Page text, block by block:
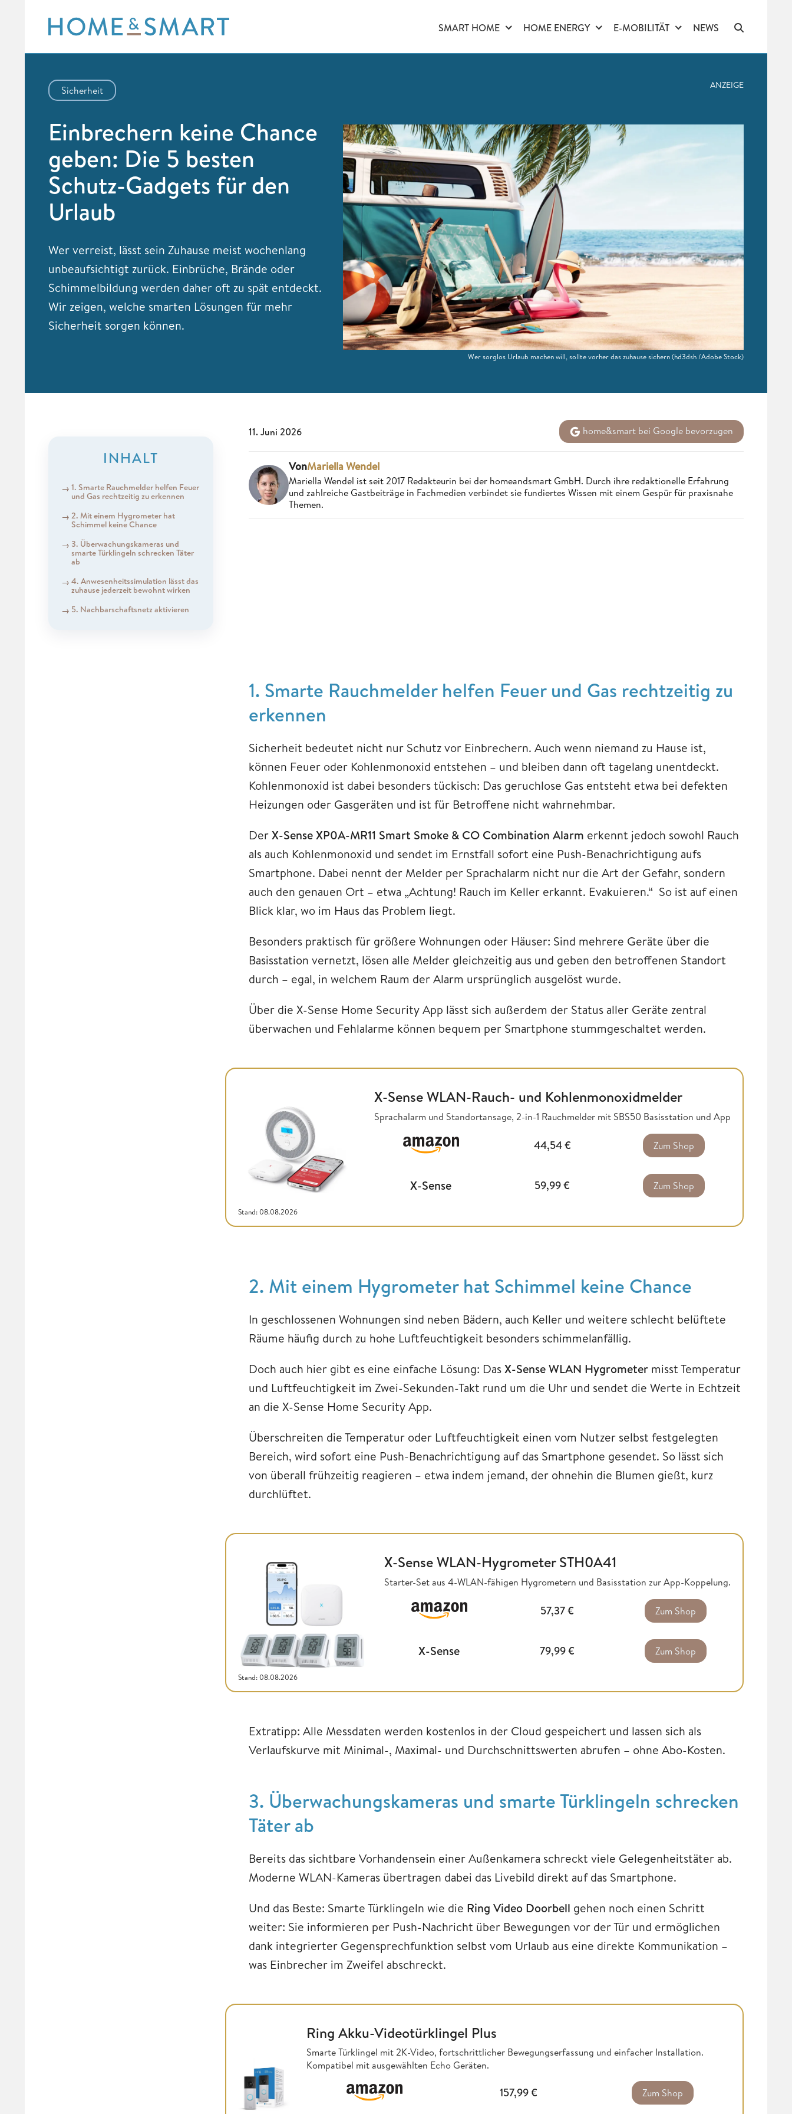
content
SMART HOME HOME ENERGY E-MOBILITÄT NEWS
Sicherheit ANZEIGE
Einbrechern keine Chance
geben: Die 5 besten
Schutz-Gadgets für den
Urlaub
Wer verreist, lässt sein Zuhause meist wochenlang
unbeaufsichtigt zurück. Einbrüche, Brände oder
Schimmelbildung werden daher oft zu spät entdeckt.
Wir zeigen, welche smarten Lösungen für mehr
Sicherheit sorgen können.
Wer sorglos Urlaub machen will, sollte vorher das zuhause sichern(hd3dsh /Adobe Stock)
INHALT
1. Smarte Rauchmelder helfen Feuer
und Gas rechtzeitig zu erkennen
2. Mit einem Hygrometer hat
Schimmel keine Chance
3. Überwachungskameras und
smarte Türklingeln schrecken Täter
ab
4. Anwesenheitssimulation lässt das
zuhause jederzeit bewohnt wirken
5. Nachbarschaftsnetz aktivieren
11. Juni 2026 home&smart bei Google bevorzugen
VonMariella Wendel
Mariella Wendel ist seit 2017 Redakteurin bei der homeandsmart GmbH. Durch ihre redaktionelle Erfahrung
und zahlreiche Gastbeiträge in Fachmedien verbindet sie fundiertes Wissen mit einem Gespür für praxisnahe
Themen.
1. Smarte Rauchmelder helfen Feuer und Gas rechtzeitig zu
erkennen
Sicherheit bedeutet nicht nur Schutz vor Einbrechern. Auch wenn niemand zu Hause ist,
können Feuer oder Kohlenmonoxid entstehen – und bleiben dann oft tagelang unentdeckt.
Kohlenmonoxid ist dabei besonders tückisch: Das geruchlose Gas entsteht etwa bei defekten
Heizungen oder Gasgeräten und ist für Betroffene nicht wahrnehmbar.
DerX-Sense XP0A-MR11 Smart Smoke & CO Combination Alarm erkennt jedoch sowohl Rauch
als auch Kohlenmonoxid und sendet im Ernstfall sofort eine Push-Benachrichtigung aufs
Smartphone. Dabei nennt der Melder per Sprachalarm nicht nur die Art der Gefahr, sondern
auch den genauen Ort – etwa „Achtung! Rauch im Keller erkannt. Evakuieren.“ So ist auf einen
Blick klar, wo im Haus das Problem liegt.
Besonders praktisch für größere Wohnungen oder Häuser: Sind mehrere Geräte über die
Basisstation vernetzt, lösen alle Melder gleichzeitig aus und geben den betroffenen Standort
durch – egal, in welchem Raum der Alarm ursprünglich ausgelöst wurde.
Über die X-Sense Home Security App lässt sich außerdem der Status aller Geräte zentral
überwachen und Fehlalarme können bequem per Smartphone stummgeschaltet werden.
Stand: 08.08.2026
X-Sense WLAN-Rauch- und Kohlenmonoxidmelder
Sprachalarm und Standortansage, 2-in-1 Rauchmelder mit SBS50 Basisstation und App
44,54€ Zum Shop
X-Sense 59,99€ Zum Shop
2. Mit einem Hygrometer hat Schimmel keine Chance
In geschlossenen Wohnungen sind neben Bädern, auch Keller und weitere schlecht belüftete
Räume häufig durch zu hohe Luftfeuchtigkeit besonders schimmelanfällig.
Doch auch hier gibt es eine einfache Lösung: DasX-Sense WLAN Hygrometer misst Temperatur
und Luftfeuchtigkeit im Zwei-Sekunden-Takt rund um die Uhr und sendet die Werte in Echtzeit
an die X-Sense Home Security App.
Überschreiten die Temperatur oder Luftfeuchtigkeit einen vom Nutzer selbst festgelegten
Bereich, wird sofort eine Push-Benachrichtigung auf das Smartphone gesendet. So lässt sich
von überall frühzeitig reagieren – etwa indem jemand, der ohnehin die Blumen gießt, kurz
durchlüftet.
Stand: 08.08.2026
X-Sense WLAN-Hygrometer STH0A41
Starter-Set aus 4-WLAN-fähigen Hygrometern und Basisstation zur App-Koppelung.
57,37€ Zum Shop
X-Sense 79,99€ Zum Shop
Extratipp: Alle Messdaten werden kostenlos in der Cloud gespeichert und lassen sich als
Verlaufskurve mit Minimal-, Maximal- und Durchschnittswerten abrufen – ohne Abo-Kosten.
3. Überwachungskameras und smarte Türklingeln schrecken
Täter ab
Bereits das sichtbare Vorhandensein einer Außenkamera schreckt viele Gelegenheitstäter ab.
Moderne WLAN-Kameras übertragen dabei das Livebild direkt auf das Smartphone.
Und das Beste: Smarte Türklingeln wie die Ring Video Doorbell gehen noch einen Schritt
weiter: Sie informieren per Push-Nachricht über Bewegungen vor der Tür und ermöglichen
dank integrierter Gegensprechfunktion selbst vom Urlaub aus eine direkte Kommunikation –
was Einbrecher im Zweifel abschreckt.
Ring Akku-Videotürklingel Plus
Smarte Türklingel mit 2K-Video, fortschrittlicher Bewegungserfassung und einfacher Installation.
Kompatibel mit ausgewählten Echo Geräten.
157,99€ Zum Shop